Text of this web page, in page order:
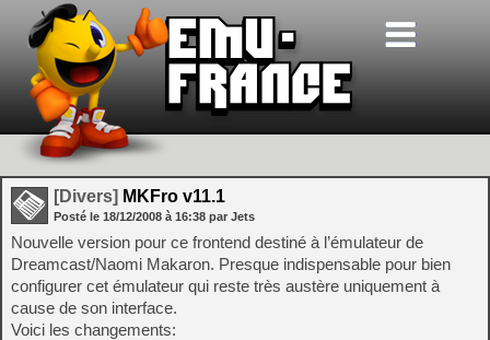
[Divers] MKFro v11.1
Posté le 18/12/2008 à 16:38 par Jets
Nouvelle version pour ce frontend destiné à l’émulateur de
Dreamcast/Naomi Makaron. Presque indispensable pour bien
configurer cet émulateur qui reste très austère uniquement à
cause de son interface.
Voici les changements: